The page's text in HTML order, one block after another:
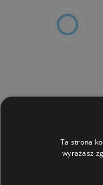
Ta strona
wyrażasz